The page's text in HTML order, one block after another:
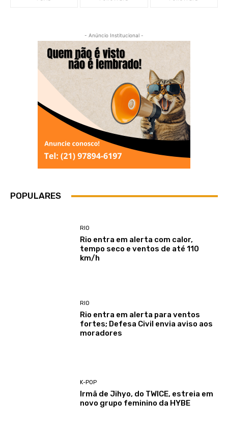
- Anúncio Institucional -
POPULARES
RIO
Rio entra em alerta com calor,
tempo seco e ventos de até 110
km/h
RIO
Rio entra em alerta para ventos
fortes; Defesa Civil envia aviso aos
moradores
K-POP
Irmã de Jihyo, do TWICE, estreia em
novo grupo feminino da HYBE